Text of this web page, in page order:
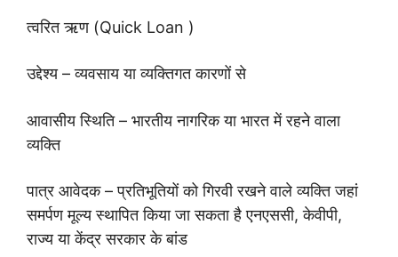
त्वरित ऋण (Quick Loan )
उद्देश्य – व्यवसाय या व्यक्तिगत कारणों से
आवासीय स्थिति – भारतीय नागरिक या भारत में रहने वाला
व्यक्ति
पात्र आवेदक – प्रतिभूतियों को गिरवी रखने वाले व्यक्ति जहां
समर्पण मूल्य स्थापित किया जा सकता है एनएससी, केवीपी,
राज्य या केंद्र सरकार के बांड